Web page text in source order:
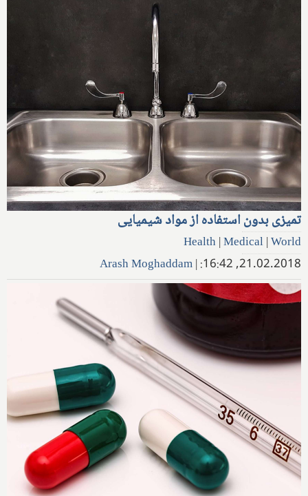
تمیزی بدون استفاده از مواد شیمیایی
Health |Medical|World
21.02.2018, 16:42:
|
Arash Moghaddam